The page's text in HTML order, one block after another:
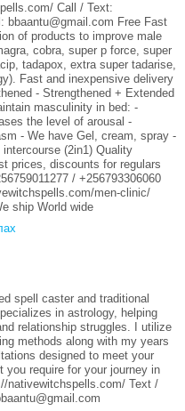
Call / Text:
bbaantu@gmail.com Free Fast
of products to improve male
cobra, super p force, super
tadapox, extra super tadarise,
Fast and inexpensive delivery
- Strengthened + Extended
masculinity in bed: -
the level of arousal -
- We have Gel, cream, spray -
(2in1) Quality
prices, discounts for regulars
/ +256793306060
men-clinic/
ship World wide
spell caster and traditional
in astrology, helping
relationship struggles. I utilize
methods along with my years
designed to meet your
you require for your journey in
nativewitchspells.com/ Text /